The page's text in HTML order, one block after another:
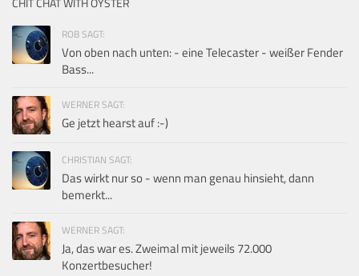
ROB SAGT:
Von oben nach unten: - eine Telecaster - weißer Fender
Bass...
WERNER SAGT:
Ge jetzt hearst auf :-)
CHRISTIAN SAGT:
Das wirkt nur so - wenn man genau hinsieht, dann
bemerkt...
WERNER SAGT:
Ja, das war es. Zweimal mit jeweils 72.000
Konzertbesucher!